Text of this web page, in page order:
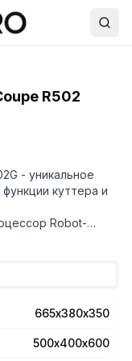
R502
- уникальное
куттера и
Robot-
виды нарезки,
и
665х380х350
500х400х600